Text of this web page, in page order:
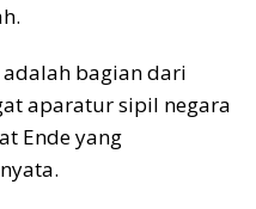
bagian dari
aparatur sipil negara
Ende yang